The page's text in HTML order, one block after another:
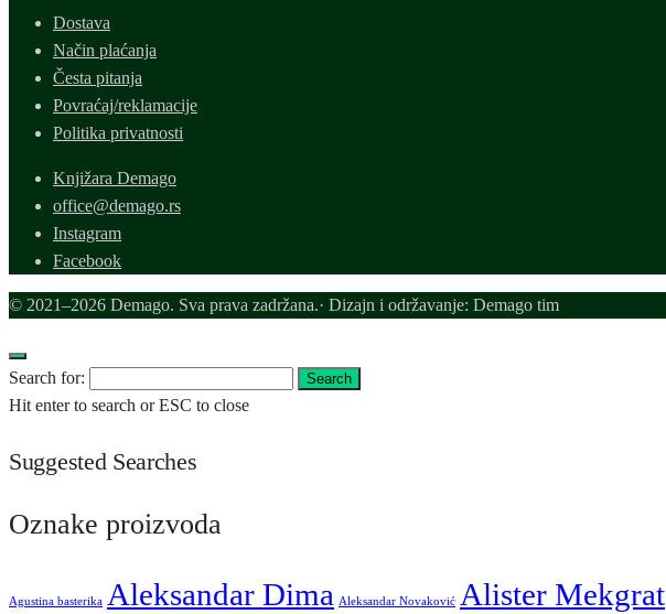
Dostava
Način plaćanja
Česta pitanja
Povraćaj/reklamacije
Politika privatnosti
Knjižara Demago
office@demago.rs
Instagram
Facebook
© 2021–2026 Demago. Sva prava zadržana.· Dizajn i održavanje: Demago tim
Search for: Search
Hit enter to search or ESC to close
Suggested Searches
Oznake proizvoda
Agustina basterika Aleksandar Dima Aleksandar Novaković Alister Mekgrat